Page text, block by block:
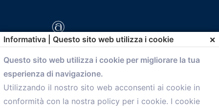
comunicazione@confartigianato.bo.it
Menù
Informativa | Questo sito web utilizza i cookie ×
Questo sito web utilizza i cookie per migliorare la tua
esperienza di navigazione.
Utilizzando il nostro sito web acconsenti ai cookie in
conformità con la nostra policy per i cookie. I cookie